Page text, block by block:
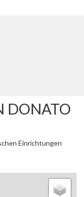
DONATO
Einrichtungen